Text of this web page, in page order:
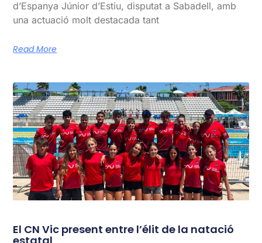
d’Espanya Júnior d’Estiu, disputat a Sabadell, amb
una actuació molt destacada tant
Read More
El CN Vic present entre l’élit de la natació